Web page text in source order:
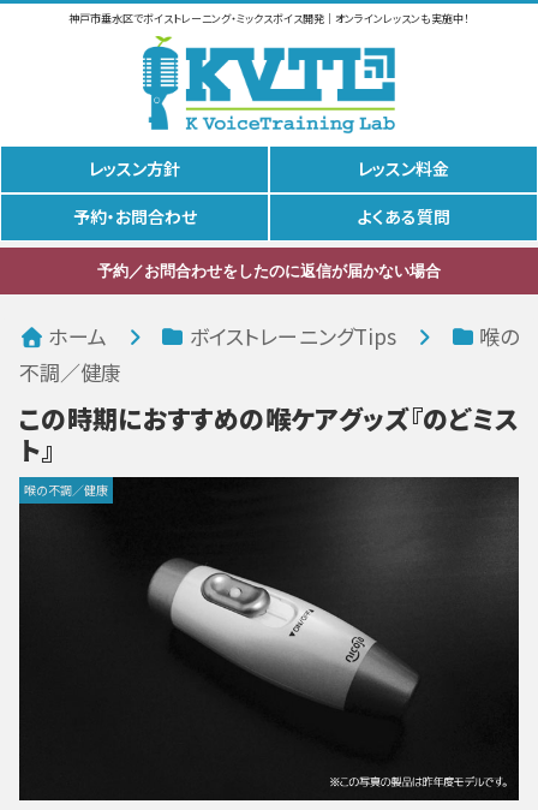
神戸市垂水区でボイストレーニング・ミックスボイス開発｜オンラインレッスンも実施中！
レッスン方針
レッスン料金
予約・お問合わせ
よくある質問
予約／お問合わせをしたのに返信が届かない場合
ホーム ボイストレーニングTips
喉の
不調／健康
この時期におすすめの喉ケアグッズ『のどミス
ト』
喉の不調／健康